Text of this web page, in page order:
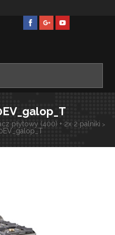
płytowy (400) + 2x 2 palniki >